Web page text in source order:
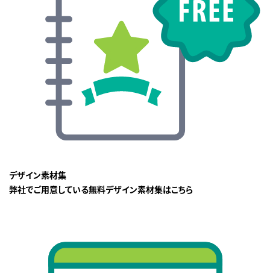
デザイン素材集
弊社でご用意している無料デザイン素材集はこちら